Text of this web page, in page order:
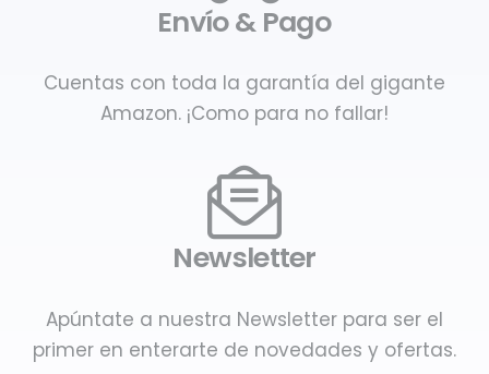
Envío & Pago
Cuentas con toda la garantía del gigante
Amazon. ¡Como para no fallar!
Newsletter
Apúntate a nuestra Newsletter para ser el
primer en enterarte de novedades y ofertas.